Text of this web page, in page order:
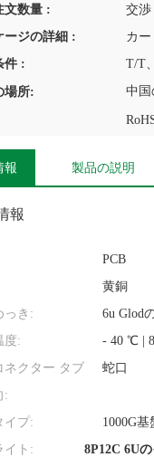
文数量 : 交渉
ージの詳細 :
カー
件 :
場所: 中国
報 製品の説明
報
PCB
黄銅
っき:
6u Glod
度:
- 40 ℃ |
ネクター タブ
:
蛇口
イプ:
1000G
イト:
8P12C 6U